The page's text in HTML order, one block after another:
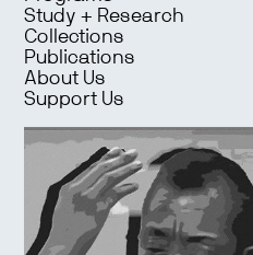
Study + Research
Collections
Publications
About Us
Support Us